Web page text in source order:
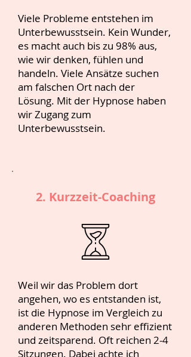
Viele Probleme entstehen im
Unterbewusstsein. Kein Wunder,
es macht auch bis zu 98% aus,
wie wir denken, fühlen und
handeln. Viele Ansätze suchen
am falschen Ort nach der
Lösung. Mit der Hypnose haben
wir Zugang zum
Unterbewusstsein.
2. Kurzzeit-Coaching
Weil wir das Problem dort
angehen, wo es entstanden ist,
ist die Hypnose im Vergleich zu
anderen Methoden sehr effizient
und zeitsparend. Oft reichen 2-4
Sitzungen. Dabei achte ich